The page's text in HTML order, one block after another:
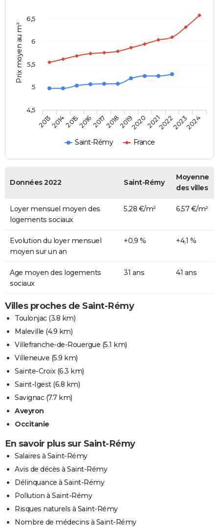
Prix moyen au m²
Saint-Rémy France
201320142015201620172018201920202021202220232024
4,5
5
5,5
6
6,5
Données 2022 Saint-Rémy
Moyenne
des villes
Loyer mensuel moyen des
logements sociaux
5,28 €/m² 6,57 €/m²
Evolution du loyer mensuel
moyen sur un an
+0,9 % +4,1 %
Age moyen des logements
sociaux
31 ans 41 ans
Villes proches de Saint-Rémy
Toulonjac(3.8 km)
Maleville (4.9 km)
Villefranche-de-Rouergue (5.1 km)
Villeneuve (5.9 km)
Sainte-Croix(6.3 km)
Saint-Igest(6.8 km)
Savignac(7.7 km)
Aveyron
Occitanie
En savoir plus sur Saint-Rémy
Salaires à Saint-Rémy
Avis de décès à Saint-Rémy
Délinquance à Saint-Rémy
Pollution à Saint-Rémy
Risques naturels à Saint-Rémy
Nombre de médecins à Saint-Rémy